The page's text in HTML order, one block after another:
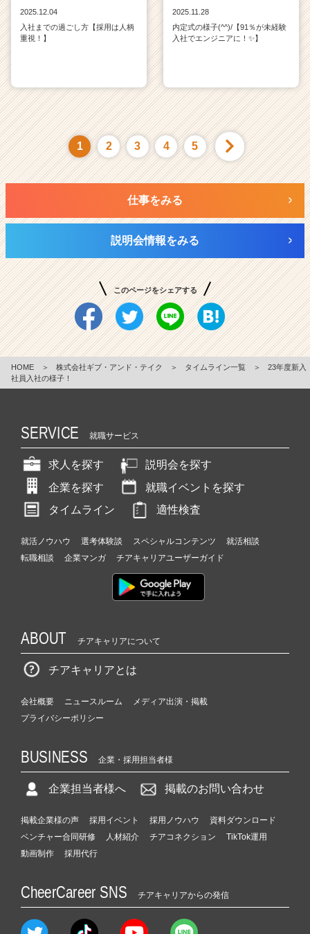
2025.12.04
入社までの過ごし方【採用は人柄
重視！】
2025.11.28
内定式の様子(^^)/【91％が未経験
入社でエンジニアに！✨】
1 2 3 4 5
仕事をみる
説明会情報をみる
このページをシェアする
HOME ＞ 株式会社ギブ・アンド・テイク ＞ タイムライン一覧 ＞
23年度新入
社員入社の様子！
SERVICE 就職サービス
求人を探す
説明会を探す
企業を探す
就職イベントを探す
タイムライン
適性検査
就活ノウハウ 選考体験談 スペシャルコンテンツ
就活相談
転職相談
企業マンガ チアキャリアユーザーガイド
ABOUT チアキャリアについて
チアキャリアとは
会社概要 ニュースルーム
メディア出演・掲載
プライバシーポリシー
BUSINESS 企業・採用担当者様
企業担当者様へ 掲載のお問い合わせ
掲載企業様の声 採用イベント 採用ノウハウ
資料ダウンロード
ベンチャー合同研修
人材紹介 チアコネクション
TikTok運用
動画制作
採用代行
CheerCareer SNS チアキャリアからの発信